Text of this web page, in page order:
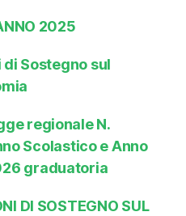
2025
di Sostegno sul
regionale N.
Scolastico e Anno
graduatoria
DI SOSTEGNO SUL